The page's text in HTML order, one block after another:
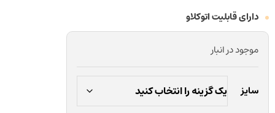
دارای قابلیت اتوکلاو
موجود در انبار
سایز